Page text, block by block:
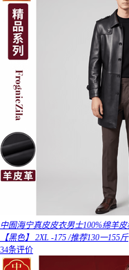
中囿海宁真皮皮衣男士100%绵羊
【黑色】 2XL -175 /推荐130一155斤
34条评价